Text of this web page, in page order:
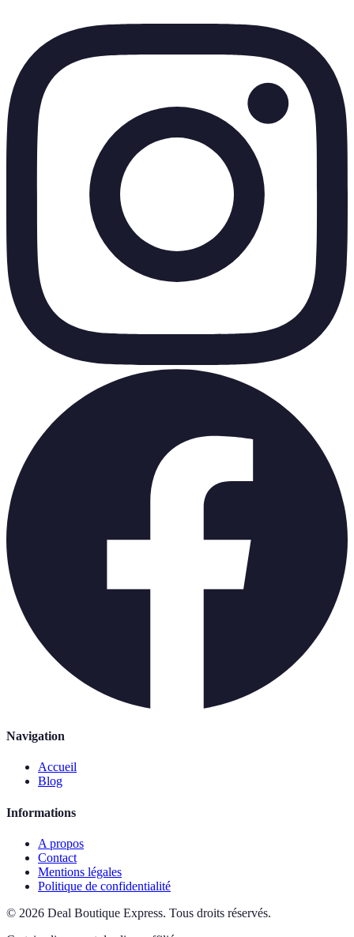
Navigation
Accueil
Blog
Informations
A propos
Contact
Mentions légales
Politique de confidentialité
© 2026 Deal Boutique Express. Tous droits réservés.